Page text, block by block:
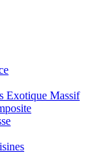
Exotique Massif